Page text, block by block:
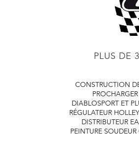
PLUS DE
CONSTRUCTION
PROCHARGER
DIABLOSPORT ET
RÉGULATEUR HOLLEY
DISTRIBUTEUR
PEINTURE